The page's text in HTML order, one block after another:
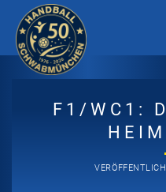
Inhalt
springen
F1/WC1: